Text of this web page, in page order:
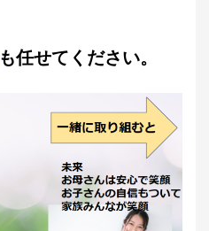
も任せてください。